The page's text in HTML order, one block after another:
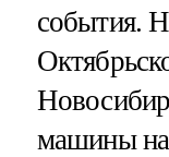
события.
машины